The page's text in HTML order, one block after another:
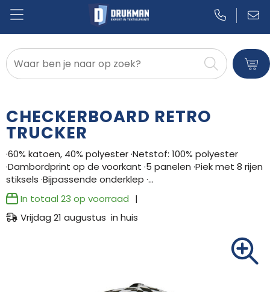
Badtextiel en Douche
Bodywarmers
Broeken en Rokken
Caps, Hoeden en Mutsen
Dekens, Fleecedekens en Kussens
CHECKERBOARD RETRO
TRUCKER
·60% katoen, 40% polyester ·Netstof: 100% polyester
·Dambordprint op de voorkant ·5 panelen ·Piek met 8 rijen
stiksels ·Bijpassende onderklep ·…
In totaal 23 op voorraad
Vrijdag 21 augustus in huis